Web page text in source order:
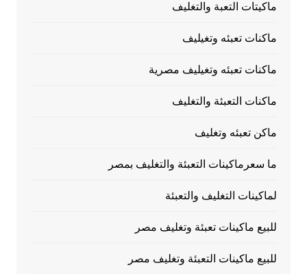
ماكيتات التعبة والتغليف
ماكنات تعبئه وتغيليف
ماكنات تعبئه وتغيليف مصرية
ماكنات التعبئة والتغليف
ماكن تعبئه وتغليف
ما سعرماكينات التعبئة والتغليف بمصر
لماكينات التغليف والتعبئة
للبيع ماكينات تعبئة وتغليف مصر
للبيع ماكينات التعبئة وتغليف مصر